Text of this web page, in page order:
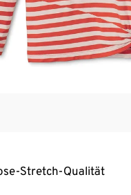
Stretch-Qualität